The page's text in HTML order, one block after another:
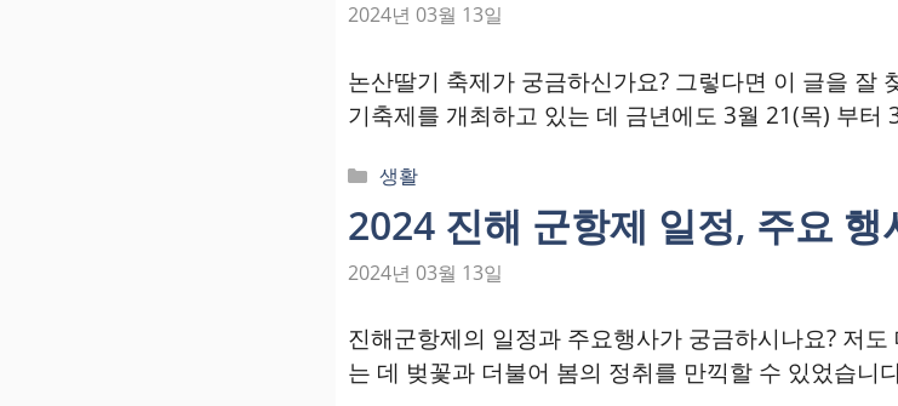
2024년 03월 13일
논산딸기 축제가 궁금하신가요? 그렇다면 이 글을 잘
기축제를 개최하고 있는 데 금년에도 3월 21(목) 부터
카
고
리
생활
2024 진해 군항제 일정, 주요
2024년 03월 13일
진해군항제의 일정과 주요행사가 궁금하시나요? 저
는 데 벚꽃과 더불어 봄의 정취를 만끽할 수 있었습니